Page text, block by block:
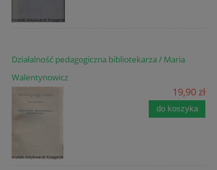
Działalność pedagogiczna bibliotekarza / Maria
Walentynowicz
19,90 zł
do koszyka